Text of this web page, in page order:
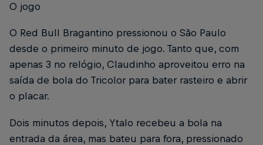
O jogo
O Red Bull Bragantino pressionou o São Paulo
desde o primeiro minuto de jogo. Tanto que, com
apenas 3 no relógio, Claudinho aproveitou erro na
saída de bola do Tricolor para bater rasteiro e abrir
o placar.
Dois minutos depois, Ytalo recebeu a bola na
entrada da área, mas bateu para fora, pressionado